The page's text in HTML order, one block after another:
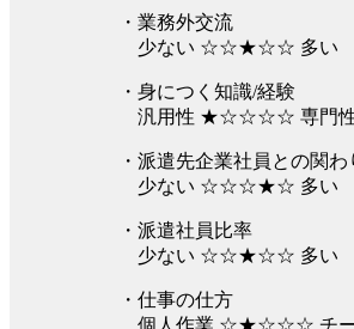
・業務外交流
少ない ☆☆★☆☆ 多い
・身につく知識/経験
汎用性 ★☆☆☆☆ 専門
・派遣先企業社員との関わ
少ない ☆☆☆★☆ 多い
・派遣社員比率
少ない ☆☆★☆☆ 多い
・仕事の仕方
個人作業 ☆★☆☆☆ チー